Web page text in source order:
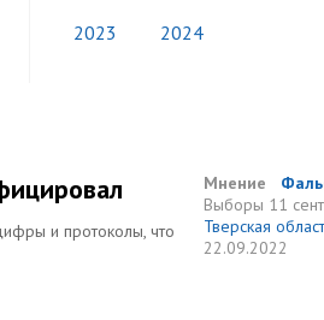
2023 2024
и протоколы, что
Мнение
Выборы 11
Тверская
22.09.2022